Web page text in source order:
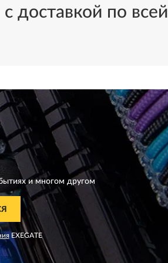
доставкой по всей
и многом другом
EXEGATE